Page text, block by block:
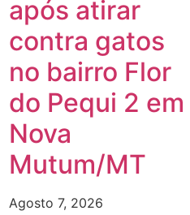
após atirar
contra gatos
no bairro Flor
do Pequi 2 em
Nova
Mutum/MT
Agosto 7, 2026